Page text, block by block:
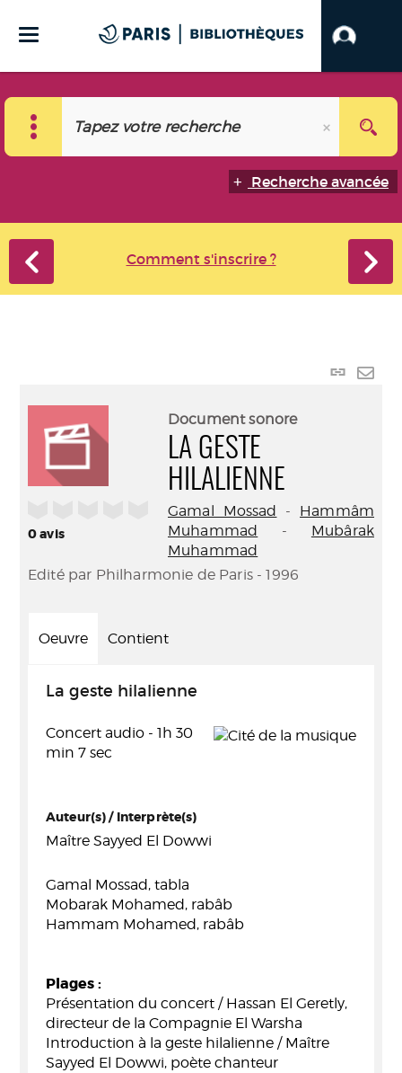
Recherche avancée
Comment s'inscrire ?
Lien
0avis
Document sonore
LA GESTE
HILALIENNE
Gamal Mossad - Hammâm
Muhammad - Mubârak
Muhammad
Edité par Philharmonie de Paris - 1996
Oeuvre Contient
La geste hilalienne
Concert audio - 1h 30
min 7 sec
Auteur(s) / Interprète(s)
Maître Sayyed El Dowwi
Gamal Mossad, tabla
Mobarak Mohamed, rabâb
Hammam Mohamed, rabâb
Plages :
Présentation du concert / Hassan El Geretly,
directeur de la Compagnie El Warsha
Introduction à la geste hilalienne / Maître
Sayyed El Dowwi, poète chanteur